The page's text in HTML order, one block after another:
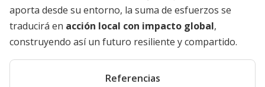
aporta desde su entorno, la suma de esfuerzos se
traducirá en acción local con impacto global,
construyendo así un futuro resiliente y compartido.
Referencias